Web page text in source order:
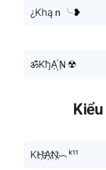
¿Khąｎ╰❥
ॐKђA꙰Ｎ☢
KH҉A҉N҉︵ᵏ¹¹